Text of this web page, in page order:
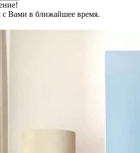
Вами в ближайшее время.